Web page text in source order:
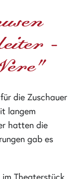
-
die Zuschauer
langem
hatten die
gab es